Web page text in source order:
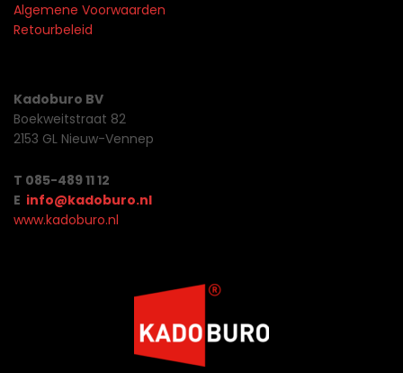
Algemene Voorwaarden
Retourbeleid
Kadoburo BV
Boekweitstraat 82
2153 GL Nieuw-Vennep
T 085-489 11 12
E info@kadoburo.nl
www.kadoburo.nl